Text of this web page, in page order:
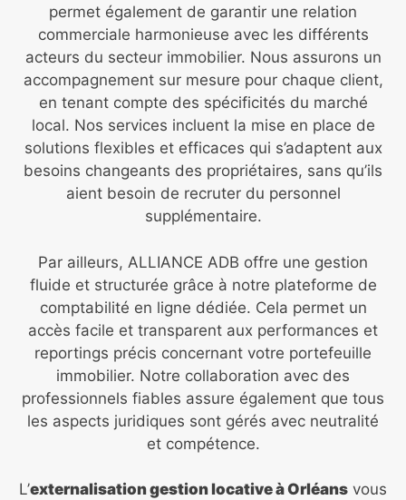
permet également de garantir une relation
commerciale harmonieuse avec les différents
acteurs du secteur immobilier. Nous assurons un
accompagnement sur mesure pour chaque client,
en tenant compte des spécificités du marché
local. Nos services incluent la mise en place de
solutions flexibles et efficaces qui s’adaptent aux
besoins changeants des propriétaires, sans qu’ils
aient besoin de recruter du personnel
supplémentaire.
Par ailleurs, ALLIANCE ADB offre une gestion
fluide et structurée grâce à notre plateforme de
comptabilité en ligne dédiée. Cela permet un
accès facile et transparent aux performances et
reportings précis concernant votre portefeuille
immobilier. Notre collaboration avec des
professionnels fiables assure également que tous
les aspects juridiques sont gérés avec neutralité
et compétence.
L’externalisation gestion locative à Orléans vous